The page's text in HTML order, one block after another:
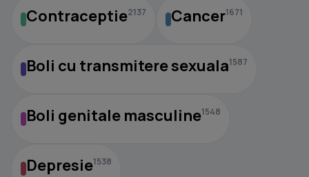
Contraceptie2137 Cancer1671
Boli cu transmitere sexuala1587
Boli genitale masculine1548
Depresie1538